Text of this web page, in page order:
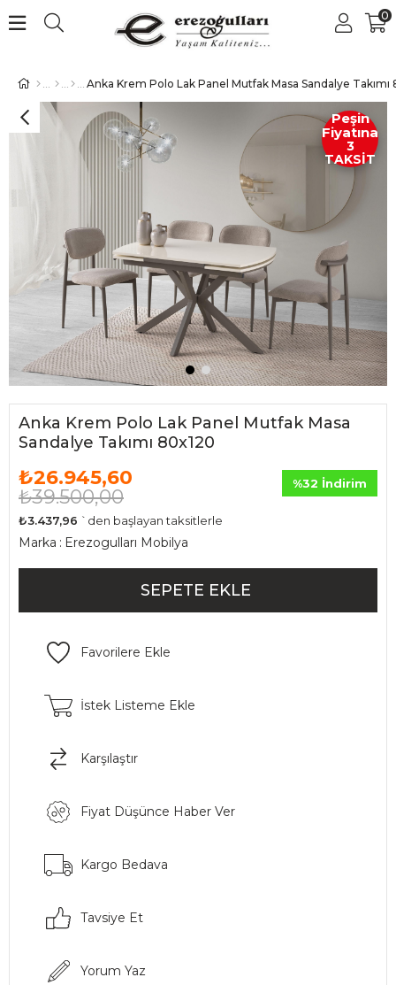
0
Anka Krem Polo Lak Panel Mutfak Masa Sandalye Takımı
Anka Krem Polo Lak Panel Mutfak Masa
Sandalye Takımı 80x120
₺39.500,00
₺26.945,60
₺3.437,96 `den başlayan taksitlerle
%32 İndirim
Marka : Erezogulları Mobilya
Favorilere Ekle
İstek Listeme Ekle
Karşılaştır
Fiyat Düşünce Haber Ver
Kargo Bedava
Tavsiye Et
Yorum Yaz
Peşin
Fiyatına
3
TAKSİT